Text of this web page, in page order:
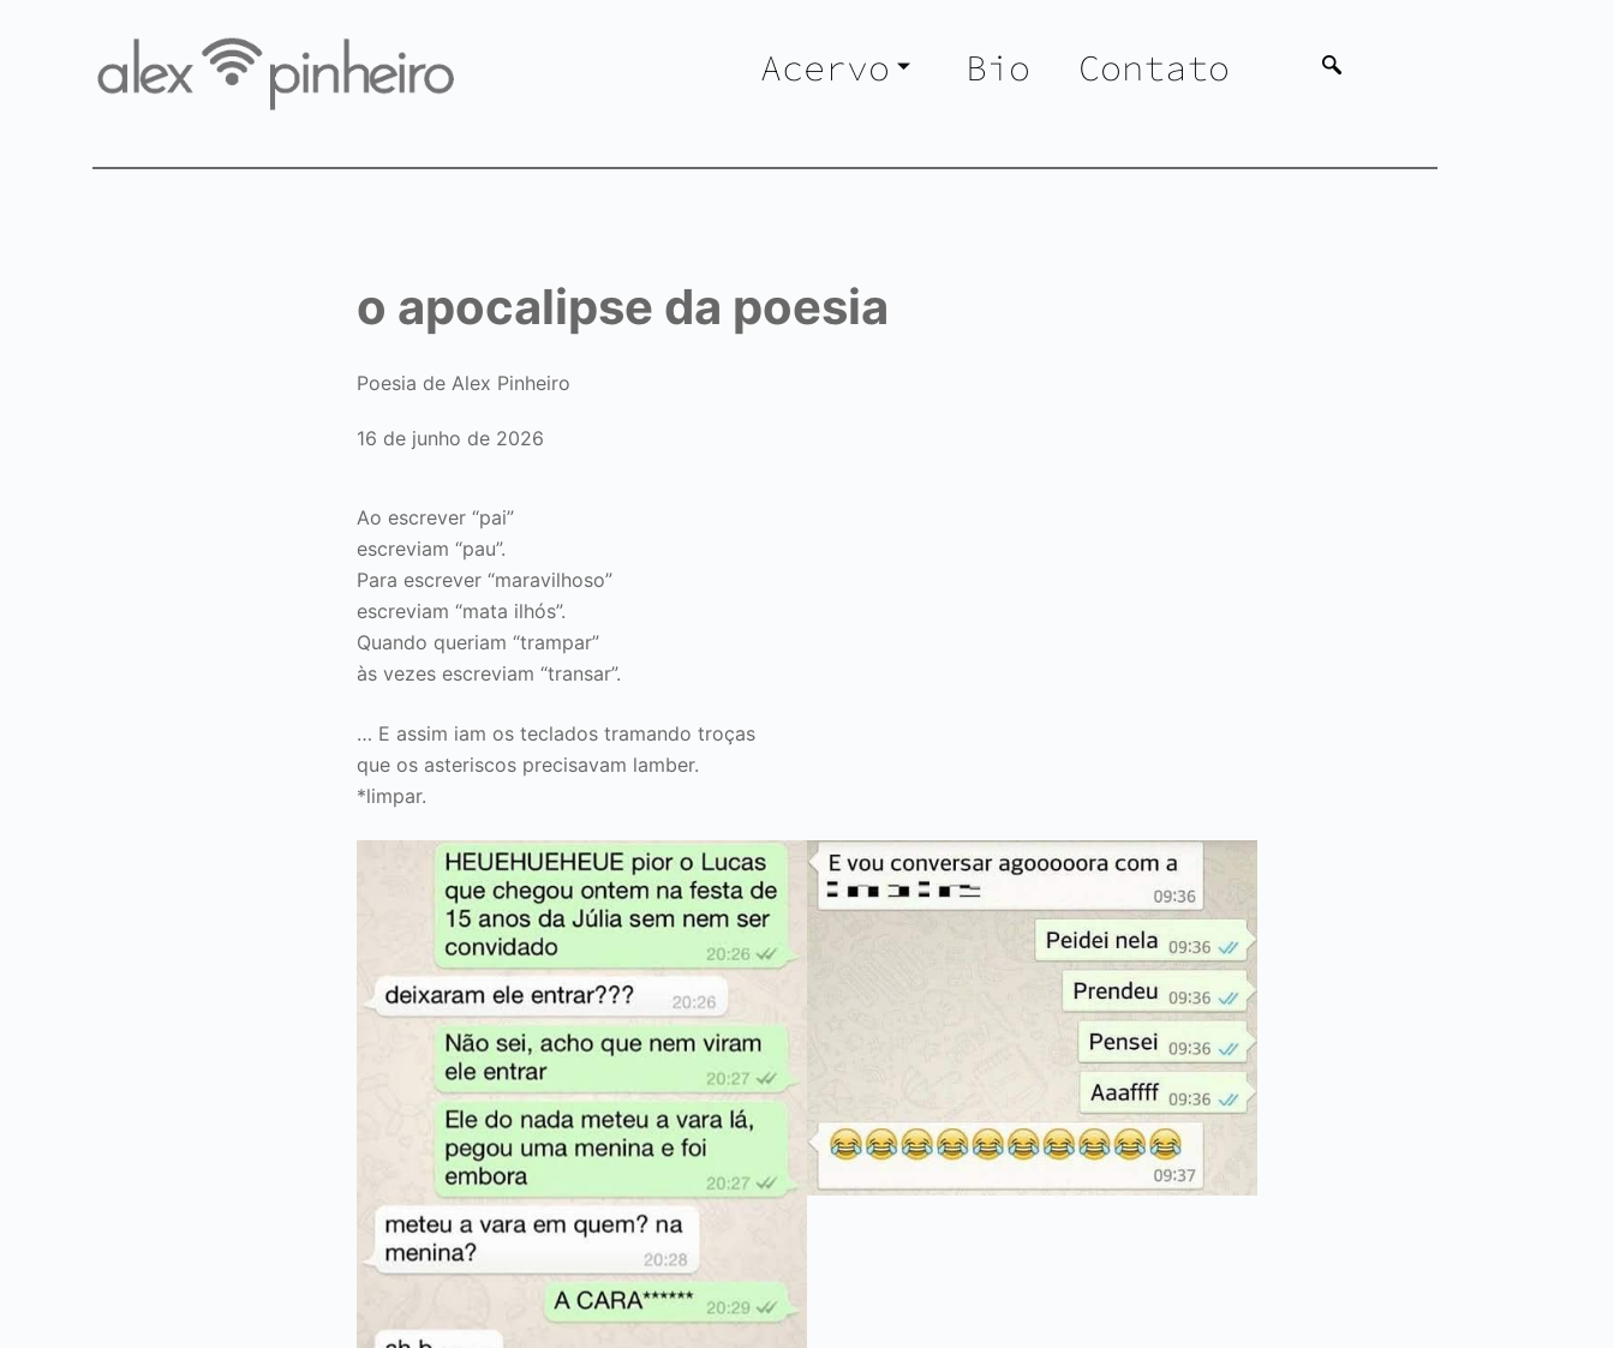
Acervo Bio Contato
o apocalipse da poesia
Poesia de Alex Pinheiro
16 de junho de 2026
Ao escrever “pai”
escreviam “pau”.
Para escrever “maravilhoso”
escreviam “mata ilhós”.
Quando queriam “trampar”
às vezes escreviam “transar”.
… E assim iam os teclados tramando troças
que os asteriscos precisavam lamber.
*limpar.